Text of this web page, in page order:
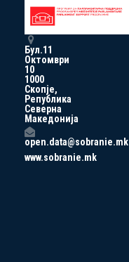
Бул.11
Октомври
10
1000
Скопје,
Република
Северна
Македонија
open.data@sobranie.mk
www.sobranie.mk